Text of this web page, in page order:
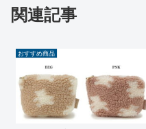
関連記事
おすすめ商品